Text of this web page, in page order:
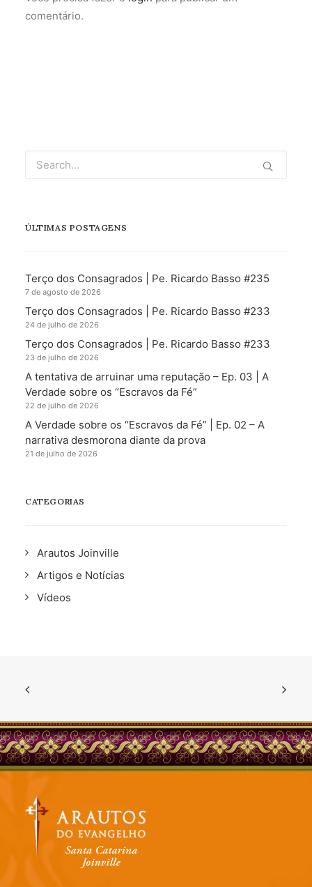
comentário.
ÚLTIMAS POSTAGENS
Terço dos Consagrados | Pe. Ricardo Basso #235
7 de agosto de 2026
Terço dos Consagrados | Pe. Ricardo Basso #233
24 de julho de 2026
Terço dos Consagrados | Pe. Ricardo Basso #233
23 de julho de 2026
A tentativa de arruinar uma reputação – Ep. 03 | A
Verdade sobre os “Escravos da Fé”
22 de julho de 2026
A Verdade sobre os “Escravos da Fé” | Ep. 02 – A
narrativa desmorona diante da prova
21 de julho de 2026
CATEGORIAS
Arautos Joinville
Artigos e Notícias
Vídeos